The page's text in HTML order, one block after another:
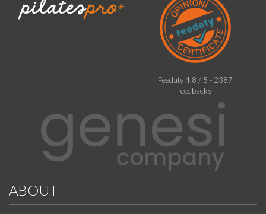
Feedaty4.8 / 5 - 2387
feedbacks
ABOUT